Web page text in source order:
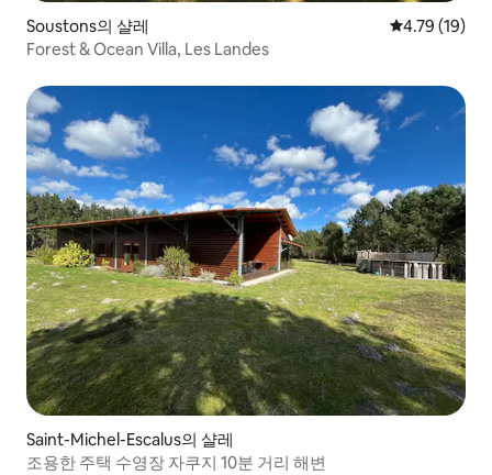
Soustons의 샬레 평점 4.79점
4.79 (19)
Forest & Ocean Villa, Les Landes
Saint-Michel-Escalus의 샬레
조용한 주택 수영장 자쿠지 10분 거리 해변